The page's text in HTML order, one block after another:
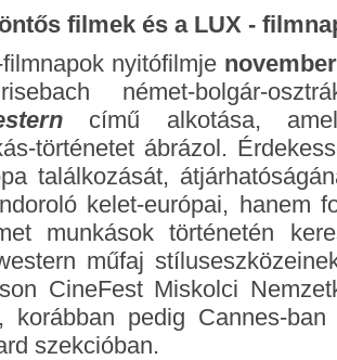
filmek és a LUX -
nyitófilmje
német-bolgár-
című alkotása,
történetet ábrázol.
találkozását,
kelet-európai, hanem
munkások történetén
műfaj
CineFest Miskolci
korábban pedig Cannes-
szekcióban.